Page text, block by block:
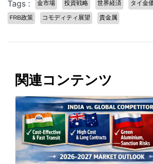
Tags : 金市場 投資戦略 世界経済 タイ金
FRB政策 コモディティ展望 貴金属
関連コンテンツ